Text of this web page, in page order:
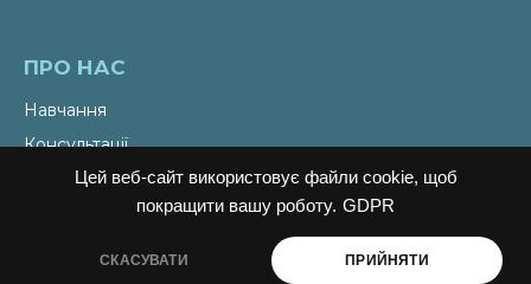
Цей веб-сайт використовує файли cookie, щоб
покращити вашу роботу. GDPR
СКАСУВАТИ ПРИЙНЯТИ
ПРО НАС
Навчання
Консультації
Послуги
Спецпроекти